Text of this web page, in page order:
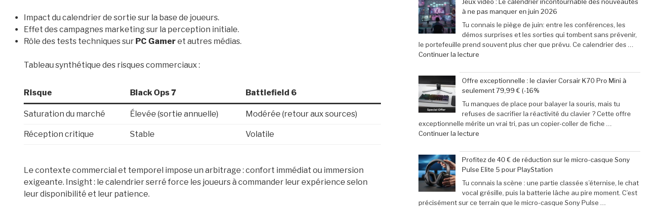
Impact du calendrier de sortie sur la base de joueurs.
Effet des campagnes marketing sur la perception initiale.
Rôle des tests techniques sur PC Gamer et autres médias.
Tableau synthétique des risques commerciaux :
Risque Black Ops 7 Battlefield 6
Saturation du marché Élevée (sortie annuelle) Modérée (retour aux sources)
Réception critique Stable Volatile
Le contexte commercial et temporel impose un arbitrage : confort immédiat ou immersion
exigeante. Insight : le calendrier serré force les joueurs à commander leur expérience selon
leur disponibilité et leur patience.
passionnés
de
jeux
vidéo
en
Afrique »
mai
2026
:
29
escapades
incontournables
pimenter
votre
week-
end »
Jeux vidéo : Le calendrier incontournable des nouveautés
à ne pas manquer en juin 2026
Tu connais le piège de juin: entre les conférences, les
démos surprises et les sorties qui tombent sans prévenir,
le portefeuille prend souvent plus cher que prévu. Ce calendrier des …
Continuer la lecturede
vidéo
:
Le
calendrier
incontournable
des
nouveautés
ne
pas
manquer
en
juin
2026 »
Offre exceptionnelle : le clavier Corsair K70 Pro Mini à
seulement 79,99 € (-16%
Tu manques de place pour balayer la souris, mais tu
refuses de sacrifier la réactivité du clavier ? Cette offre
exceptionnelle mérite un vrai tri, pas un copier-coller de fiche …
Continuer la lecturede
exceptionnelle
:
le
clavier
Corsair
K70
Profitez de 40 € de réduction sur le micro-casque Sony
Pulse Elite 5 pour PlayStation
Tu connais la scène : une partie classée s’éternise, le chat
vocal grésille, puis la batterie lâche au pire moment. C’est
précisément sur ce terrain que le micro-casque Sony Pulse …